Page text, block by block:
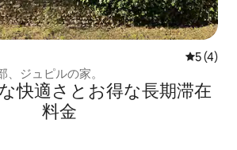
レビュー
5 (4)
ジュピルの家。
快⁠適⁠さ⁠とお⁠得⁠な長⁠期⁠滞⁠在
料⁠金